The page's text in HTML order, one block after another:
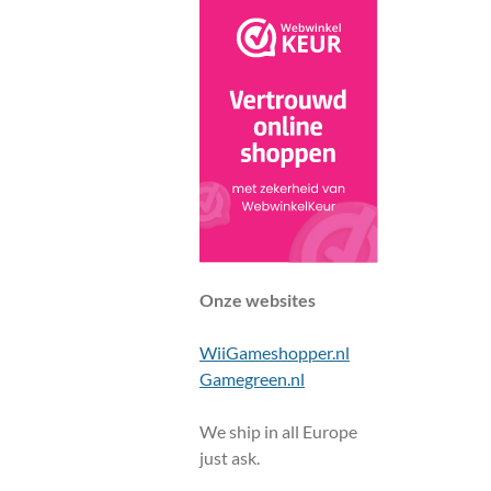
Onze websites
WiiGameshopper.nl
Gamegreen.nl
We ship in all Europe
just ask.